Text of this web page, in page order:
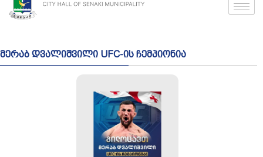
მერაბ დვალიშვილი UFC-ის ჩემპიონია